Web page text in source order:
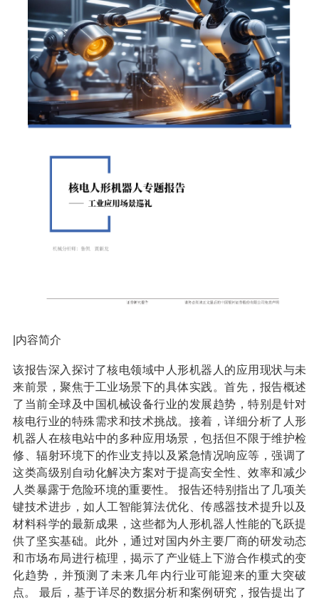
|内容简介
该报告深入探讨了核电领域中人形机器人的应用现状与未
来前景，聚焦于工业场景下的具体实践。首先，报告概述
了当前全球及中国机械设备行业的发展趋势，特别是针对
核电行业的特殊需求和技术挑战。接着，详细分析了人形
机器人在核电站中的多种应用场景，包括但不限于维护检
修、辐射环境下的作业支持以及紧急情况响应等，强调了
这类高级别自动化解决方案对于提高安全性、效率和减少
人类暴露于危险环境的重要性。 报告还特别指出了几项关
键技术进步，如人工智能算法优化、传感器技术提升以及
材料科学的最新成果，这些都为人形机器人性能的飞跃提
供了坚实基础。此外，通过对国内外主要厂商的研发动态
和市场布局进行梳理，揭示了产业链上下游合作模式的变
化趋势，并预测了未来几年内行业可能迎来的重大突破
点。 最后，基于详尽的数据分析和案例研究，报告提出了